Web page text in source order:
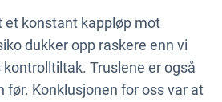
et konstant kappløp mot
dukker opp raskere enn vi
kontrolltiltak. Truslene er også
før. Konklusjonen for oss var at